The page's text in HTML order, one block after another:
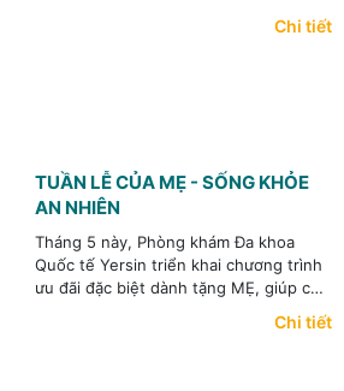
Chi tiết
TUẦN LỄ CỦA MẸ - SỐNG KHỎE
AN NHIÊN
Tháng 5 này, Phòng khám Đa khoa
Quốc tế Yersin triển khai chương trình
ưu đãi đặc biệt dành tặng MẸ, giúp chủ
sớm nguy cơ bệnh lý và an tâm tận
Chi tiết